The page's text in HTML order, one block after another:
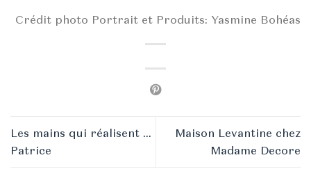
Crédit photo Portrait et Produits: Yasmine Bohéas
Les mains qui réalisent …
Patrice
Maison Levantine chez
Madame Decore